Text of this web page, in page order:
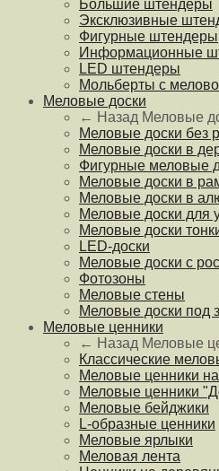
Большие штендеры
Эксклюзивные
Фигурные штендеры
Информационные
LED штендеры
Мольберты с
Меловые доски
← Назад Меловые
Меловые доски без
Меловые доски в
Фигурные меловые
Меловые доски в
Меловые доски в
Меловые доски для
Меловые доски
LED-доски
Меловые доски с
Фотозоны
Меловые стены
Меловые доски под
Меловые ценники
← Назад Меловые
Классические
Меловые ценники
Меловые ценники
Меловые бейджики
L-образные ценники
Меловые ярлыки
Меловая лента